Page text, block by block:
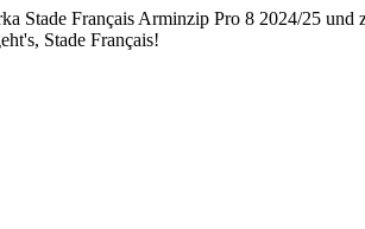
Stade Français Arminzip Pro 8 2024/25
Stade Français!